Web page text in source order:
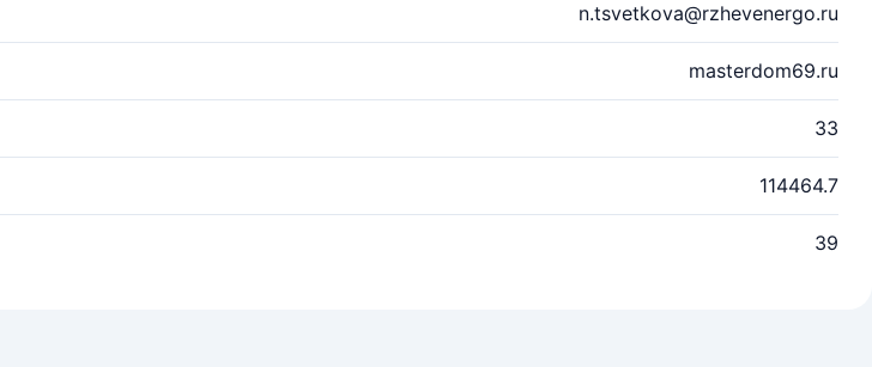
n.tsvetkova@rzhevenergo.ru
masterdom69.ru
33
114464.7
39